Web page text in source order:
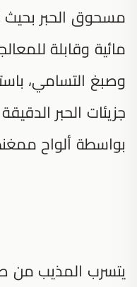
مسحوق الحبر بحيث
مائية وقابلة
وصبغ التسامي،
جزيئات الحبر
بواسطة ألواح
يتسرب المذيب من